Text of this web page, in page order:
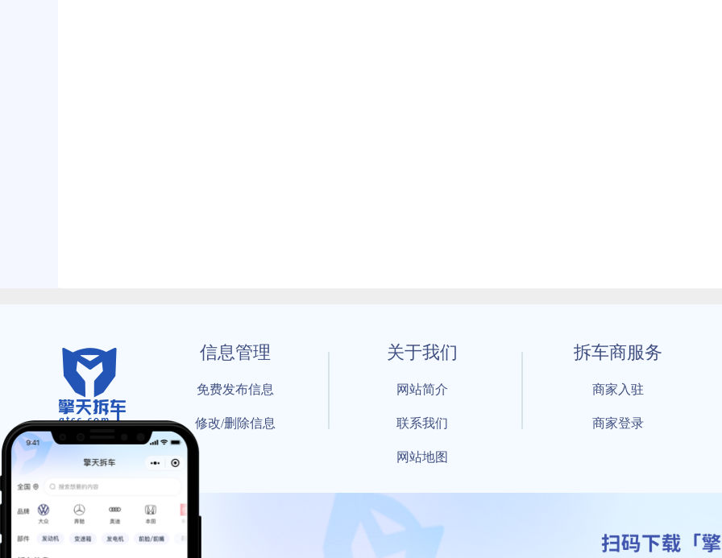
信息管理
免费发布信息
修改/删除信息
关于我们
网站简介
联系我们
网站地图
拆车商服务
商家入驻
商家登录
© 2021 By 擎天拆车-买卖拆车件，擎天拆车好省快 All Rights Reserved
工信部备案号：鲁ICP备18021004号-17 公安部备案号： 鲁公网安备